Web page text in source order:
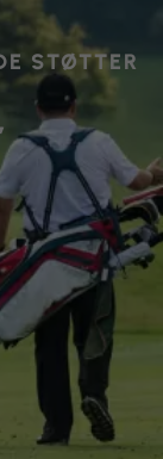
STØTTER